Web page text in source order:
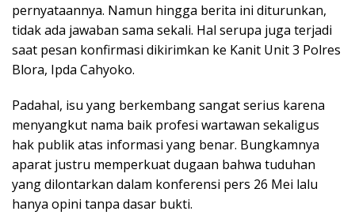
pernyataannya. Namun hingga berita ini diturunkan,
tidak ada jawaban sama sekali. Hal serupa juga terjadi
saat pesan konfirmasi dikirimkan ke Kanit Unit 3 Polres
Blora, Ipda Cahyoko.
Padahal, isu yang berkembang sangat serius karena
menyangkut nama baik profesi wartawan sekaligus
hak publik atas informasi yang benar. Bungkamnya
aparat justru memperkuat dugaan bahwa tuduhan
yang dilontarkan dalam konferensi pers 26 Mei lalu
hanya opini tanpa dasar bukti.